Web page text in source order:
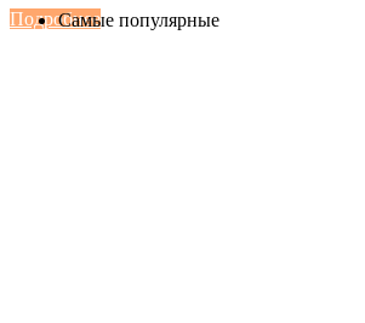
ПодробнееСамые популярные